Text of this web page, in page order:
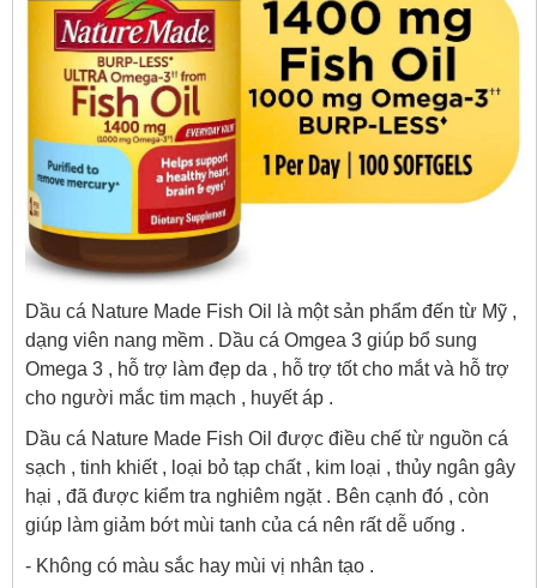
Dầu cá Nature Made Fish Oil là một sản phẩm đến từ Mỹ ,
dạng viên nang mềm . Dầu cá Omgea 3 giúp bổ sung
Omega 3 , hỗ trợ làm đẹp da , hỗ trợ tốt cho mắt và hỗ trợ
cho người mắc tim mạch , huyết áp .
Dầu cá Nature Made Fish Oil được điều chế từ nguồn cá
sạch , tinh khiết , loại bỏ tạp chất , kim loại , thủy ngân gây
hại , đã được kiểm tra nghiêm ngặt . Bên cạnh đó , còn
giúp làm giảm bớt mùi tanh của cá nên rất dễ uống .
- Không có màu sắc hay mùi vị nhân tạo .